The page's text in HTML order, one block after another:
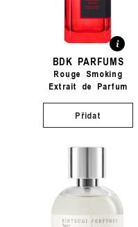
BDK PARFUMS
Rouge Smoking
Extrait de Parfum
Přidat